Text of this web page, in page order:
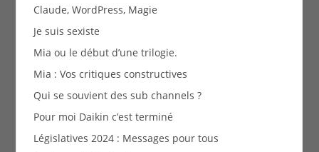
Claude, WordPress, Magie
Je suis sexiste
Mia ou le début d’une trilogie.
Mia : Vos critiques constructives
Qui se souvient des sub channels ?
Pour moi Daikin c’est terminé
Législatives 2024 : Messages pour tous